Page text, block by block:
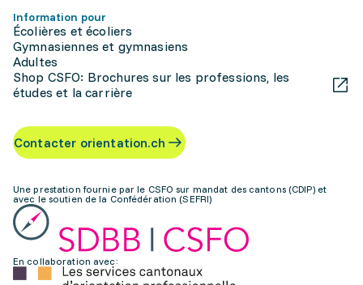
Information pour
Écolières et écoliers
Gymnasiennes et gymnasiens
Adultes
Shop CSFO: Brochures sur les professions, les
études et la carrière
Contacter orientation.ch
Une prestation fournie par le CSFO sur mandat des cantons (CDIP) et
avec le soutien de la Confédération (SEFRI)
En collaboration avec: